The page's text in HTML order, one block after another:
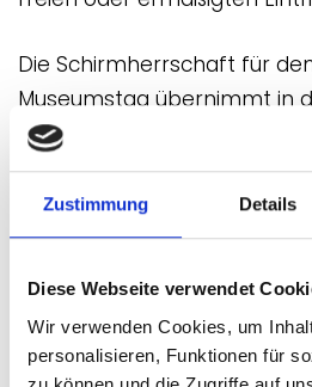
Zustimmung Details
Diese Webseite verwendet
Wir verwenden Cookies, um
personalisieren, Funktionen für
Die Schirmherrschaft für
Museumstag übernimmt in
Bundesratspräsident Dr.
Bovenschulte. Er betont die
Museen für eine offene
Gesellschaft: „Wir haben
deshalb steht der
unter dem Motto ‚Museen